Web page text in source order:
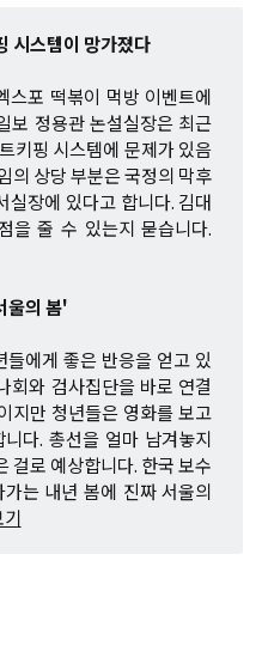
시스템이 망가졌다
스포 떡볶이 먹방 이벤트에
보 정용관 논설실장은 최근
키핑 시스템에 문제가 있음
의 상당 부분은 국정의 막후
실장에 있다고 합니다. 김대
을 줄 수 있는지 묻습니다.
울의 봄'
에게 좋은 반응을 얻고 있
회와 검사집단을 바로 연결
지만 청년들은 영화를 보고
다. 총선을 얼마 남겨놓지
걸로 예상합니다. 한국 보수
는 내년 봄에 진짜 서울의